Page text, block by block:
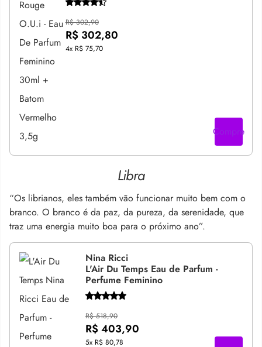
R$ 302,90
R$ 302,80
4x R$ 75,70
Compre
Libra
“Os librianos, eles também vão funcionar muito bem com o
branco. O branco é da paz, da pureza, da serenidade, que
traz uma energia muito boa para o próximo ano”.
Nina Ricci
L'Air Du Temps Eau de Parfum -
Perfume Feminino
R$ 518,90
R$ 403,90
5x R$ 80,78